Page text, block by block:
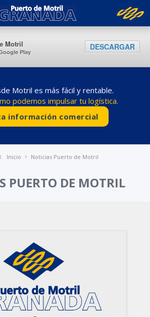
Motril es más fácil y rentable.
podemos impulsar tu logística.
información comercial
Inicio Noticias Puerto de Motril
PUERTO DE MOTRIL
Motril
Play
DESCARGAR